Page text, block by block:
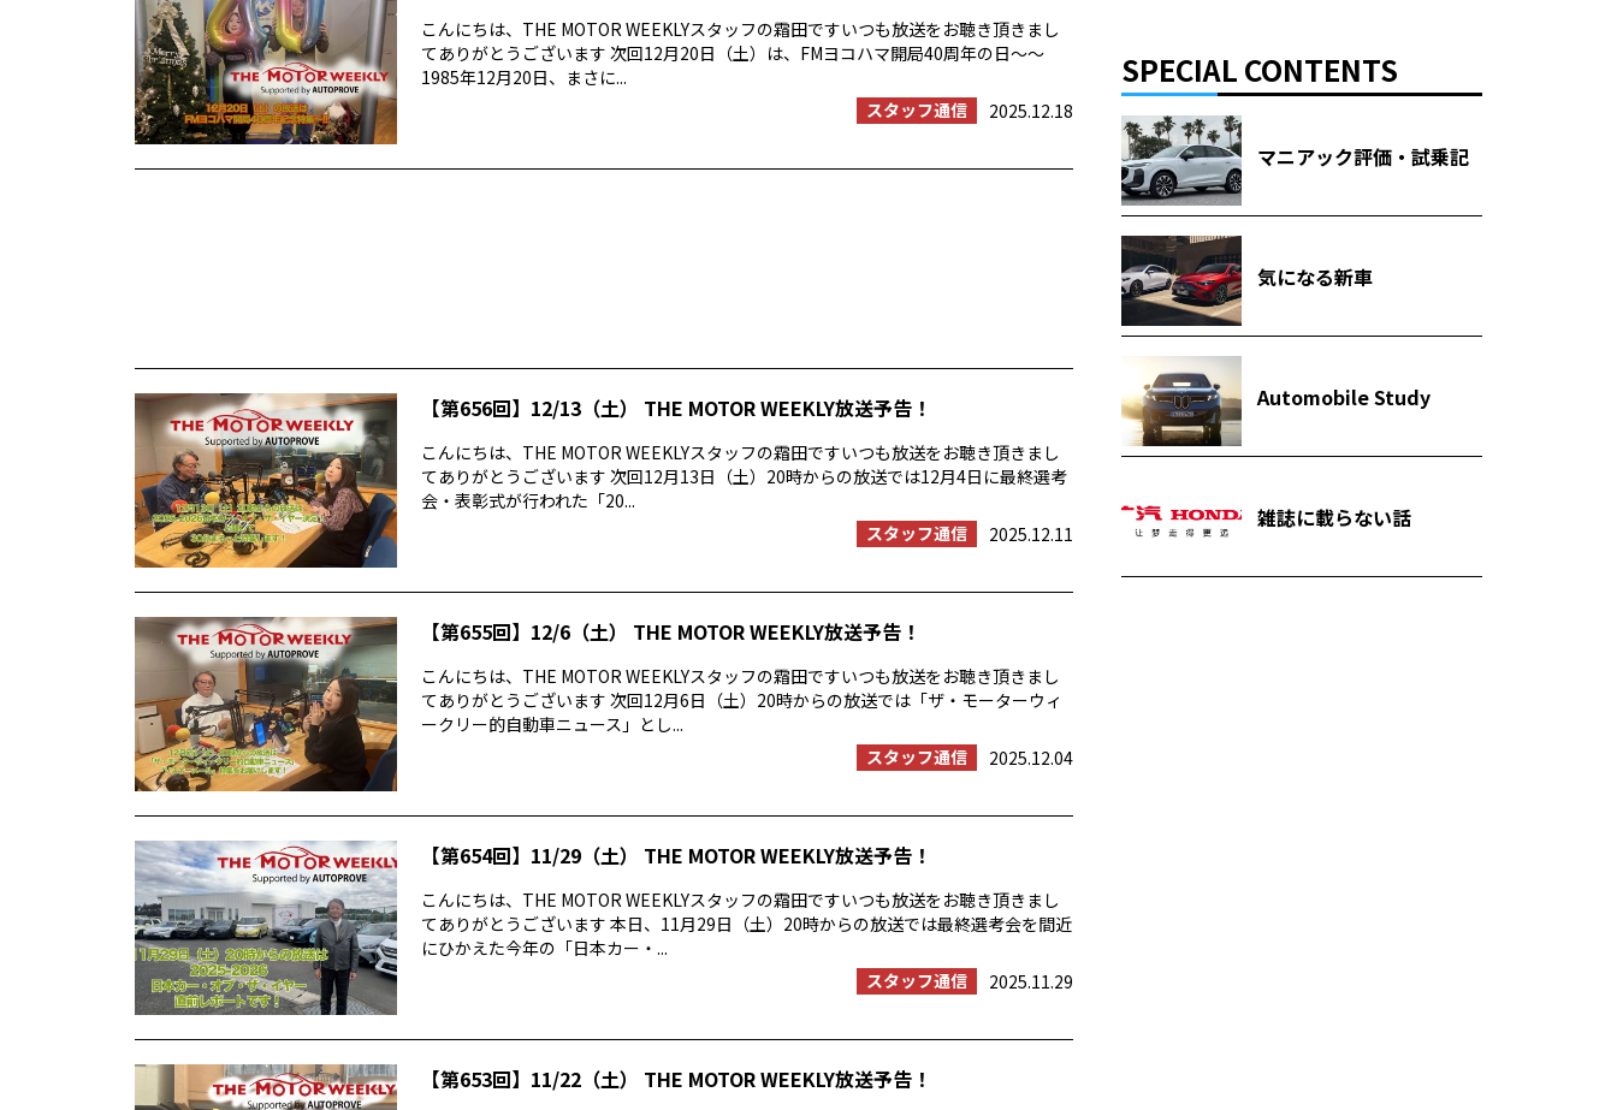
こんにちは、THE MOTOR WEEKLYスタッフの霜田ですいつも放送をお聴き頂きまし
てありがとうございます 次回12月20日（土）は、FMヨコハマ開局40周年の日〜〜
1985年12月20日、まさに...
スタッフ通信
2025.12.18
【第656回】12/13（土） THE MOTOR WEEKLY放送予告！
こんにちは、THE MOTOR WEEKLYスタッフの霜田ですいつも放送をお聴き頂きまし
てありがとうございます 次回12月13日（土）20時からの放送では12月4日に最終選考
会・表彰式が行われた「20...
スタッフ通信
2025.12.11
【第655回】12/6（土） THE MOTOR WEEKLY放送予告！
こんにちは、THE MOTOR WEEKLYスタッフの霜田ですいつも放送をお聴き頂きまし
てありがとうございます 次回12月6日（土）20時からの放送では「ザ・モーターウィ
ークリー的自動車ニュース」とし...
スタッフ通信
2025.12.04
【第654回】11/29（土） THE MOTOR WEEKLY放送予告！
こんにちは、THE MOTOR WEEKLYスタッフの霜田ですいつも放送をお聴き頂きまし
てありがとうございます 本日、11月29日（土）20時からの放送では最終選考会を間近
にひかえた今年の「日本カー・...
スタッフ通信
2025.11.29
【第653回】11/22（土） THE MOTOR WEEKLY放送予告！
SPECIAL CONTENTS
マニアック評価・試乗記
気になる新車
Automobile Study
雑誌に載らない話